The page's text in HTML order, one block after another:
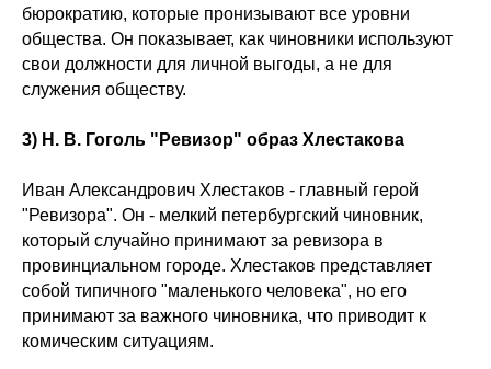
бюрократию, которые пронизывают все уровни
общества. Он показывает, как чиновники используют
свои должности для личной выгоды, а не для
служения обществу.
3) Н. В. Гоголь "Ревизор" образ Хлестакова
Иван Александрович Хлестаков - главный герой
"Ревизора". Он - мелкий петербургский чиновник,
который случайно принимают за ревизора в
провинциальном городе. Хлестаков представляет
собой типичного "маленького человека", но его
принимают за важного чиновника, что приводит к
комическим ситуациям.